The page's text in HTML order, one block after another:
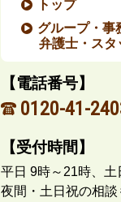
トップ
グループ・事
弁護士・スタ
【電話番号】
0120-41-
【受付時間】
平日 9時～21時、
夜間・土日祝の相